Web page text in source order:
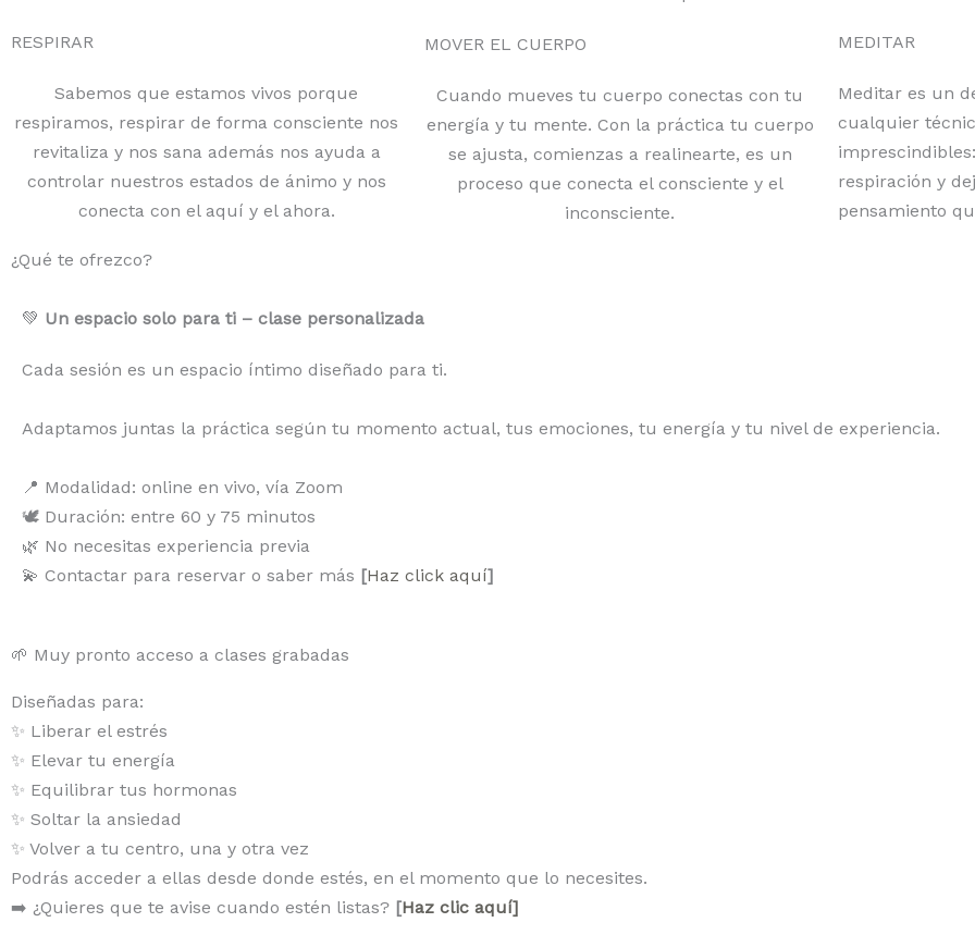
RESPIRAR
Sabemos que estamos vivos porque
respiramos, respirar de forma consciente nos
revitaliza y nos sana además nos ayuda a
controlar nuestros estados de ánimo y nos
conecta con el aquí y el ahora.
MOVER EL CUERPO
Cuando mueves tu cuerpo conectas con tu
energía y tu mente. Con la práctica tu cuerpo
se ajusta, comienzas a realinearte, es un
proceso que conecta el consciente y el
inconsciente.
MEDITAR
Meditar es un
cualquier
respiración y
pensamiento
¿Qué te ofrezco?
💚 Un espacio solo para ti – clase personalizada
Cada sesión es un espacio íntimo diseñado para ti.
Adaptamos juntas la práctica según tu momento actual, tus emociones, tu energía y tu nivel de experiencia.
📍 Modalidad: online en vivo, vía Zoom
🕊️ Duración: entre 60 y 75 minutos
🌿 No necesitas experiencia previa
💫 Contactar para reservar o saber más [Haz click aquí]
🌱 Muy pronto acceso a clases grabadas
Diseñadas para:
✨ Liberar el estrés
✨ Elevar tu energía
✨ Equilibrar tus hormonas
✨ Soltar la ansiedad
✨ Volver a tu centro, una y otra vez
Podrás acceder a ellas desde donde estés, en el momento que lo necesites.
➡️ ¿Quieres que te avise cuando estén listas? [Haz clic aquí]